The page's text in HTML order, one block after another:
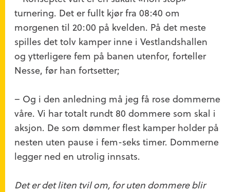
turnering. Det er fullt kjør fra 08:40 om
morgenen til 20:00 på kvelden. På det meste
spilles det tolv kamper inne i Vestlandshallen
og ytterligere fem på banen utenfor, forteller
Nesse, før han fortsetter;
– Og i den anledning må jeg få rose dommerne
våre. Vi har totalt rundt 80 dommere som skal i
aksjon. De som dømmer flest kamper holder på
nesten uten pause i fem-seks timer. Dommerne
legger ned en utrolig innsats.
Det er det liten tvil om, for uten dommere blir